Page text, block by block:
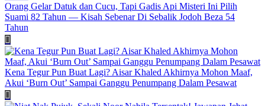
Orang Gelar Datuk dan Cucu, Tapi Gadis Api Misteri Ini Pilih
Suami 82 Tahun — Kisah Sebenar Di Sebalik Jodoh Beza 54
Tahun
Kena Tegur Pun Buat Lagi? Aisar Khaled Akhirnya Mohon Maaf,
Akui ‘Burn Out’ Sampai Ganggu Penumpang Dalam Pesawat